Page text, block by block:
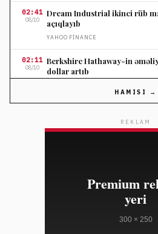
02:41
08/10
Dream Industrial ikinci rüb
açıqlayıb
YAHOO FINANCE
02:11
08/10
Berkshire Hathaway-in
dollar artıb
YAHOO FINANCE
YAHOO FINANCE
IRA yığanların ən çox etdiyi 3
HAMISI →
REKLAM